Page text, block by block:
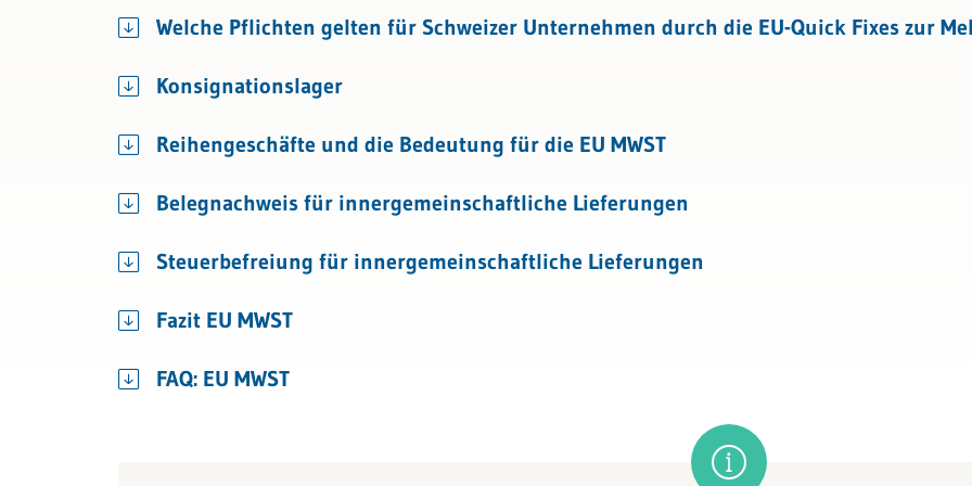
Bau & ImmobilienRechnungslegung und Berichterstattung
Rechnungswesen
Steuern
Welche Pflichten gelten für Schweizer Unternehmen durch die EU-Quick Fixes zur
Konsignationslager
Reihengeschäfte und die Bedeutung für die EU MWST
Belegnachweis für innergemeinschaftliche Lieferungen
Steuerbefreiung für innergemeinschaftliche Lieferungen
Fazit EU MWST
FAQ: EU MWST